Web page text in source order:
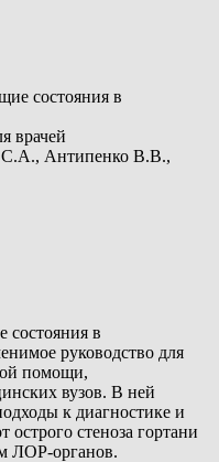
состояния в
врачей
Антипенко В.В.,
в
руководство для
помощи,
вузов. В ней
к диагностике и
стеноза гортани
ЛОР-органов.